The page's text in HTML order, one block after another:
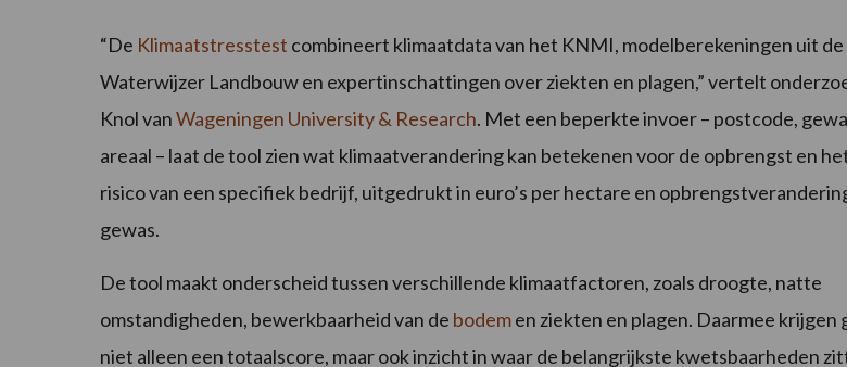
“De Klimaatstresstest combineert klimaatdata van het KNMI, modelberekeningen uit de
Waterwijzer Landbouw en expertinschattingen over ziekten en plagen,” vertelt
Knol vanWageningen University & Research. Met een beperkte invoer – postcode,
areaal – laat de tool zien wat klimaatverandering kan betekenen voor de opbrengst en
risico van een specifiek bedrijf, uitgedrukt in euro’s per hectare en
gewas.
De tool maakt onderscheid tussen verschillende klimaatfactoren, zoals droogte, natte
omstandigheden, bewerkbaarheid van de bodemen ziekten en plagen. Daarmee krijgen
niet alleen een totaalscore, maar ook inzicht in waar de belangrijkste kwetsbaarheden